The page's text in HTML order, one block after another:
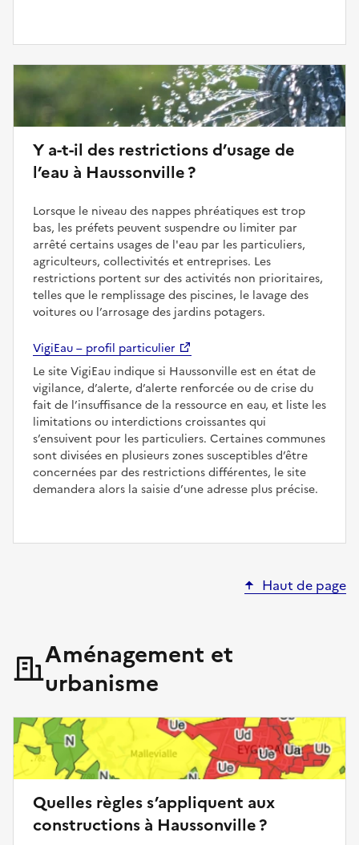
Y a-t-il des restrictions d’usage de
l’eau à Haussonville ?
Lorsque le niveau des nappes phréatiques est trop
bas, les préfets peuvent suspendre ou limiter par
arrêté certains usages de l'eau par les particuliers,
agriculteurs, collectivités et entreprises. Les
restrictions portent sur des activités non prioritaires,
telles que le remplissage des piscines, le lavage des
voitures ou l’arrosage des jardins potagers.
VigiEau – profil particulier
Le site VigiEau indique si Haussonville est en état de
vigilance, d’alerte, d’alerte renforcée ou de crise du
fait de l’insuffisance de la ressource en eau, et liste les
limitations ou interdictions croissantes qui
s’ensuivent pour les particuliers. Certaines communes
sont divisées en plusieurs zones susceptibles d’être
concernées par des restrictions différentes, le site
demandera alors la saisie d’une adresse plus précise.
Haut de page
Aménagement et
urbanisme
Quelles règles s’appliquent aux
constructions à Haussonville ?